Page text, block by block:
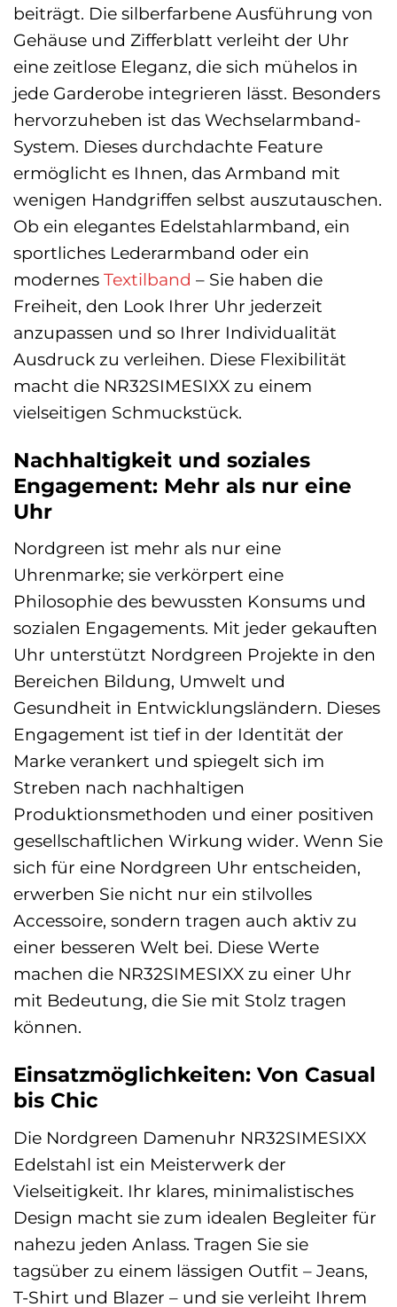
beiträgt. Die silberfarbene Ausführung von
Gehäuse und Zifferblatt verleiht der Uhr
eine zeitlose Eleganz, die sich mühelos in
jede Garderobe integrieren lässt. Besonders
hervorzuheben ist das Wechselarmband-
System. Dieses durchdachte Feature
ermöglicht es Ihnen, das Armband mit
wenigen Handgriffen selbst auszutauschen.
Ob ein elegantes Edelstahlarmband, ein
sportliches Lederarmband oder ein
modernes Textilband – Sie haben die
Freiheit, den Look Ihrer Uhr jederzeit
anzupassen und so Ihrer Individualität
Ausdruck zu verleihen. Diese Flexibilität
macht die NR32SIMESIXX zu einem
vielseitigen Schmuckstück.
Nachhaltigkeit und soziales
Engagement: Mehr als nur eine
Uhr
Nordgreen ist mehr als nur eine
Uhrenmarke; sie verkörpert eine
Philosophie des bewussten Konsums und
sozialen Engagements. Mit jeder gekauften
Uhr unterstützt Nordgreen Projekte in den
Bereichen Bildung, Umwelt und
Gesundheit in Entwicklungsländern. Dieses
Engagement ist tief in der Identität der
Marke verankert und spiegelt sich im
Streben nach nachhaltigen
Produktionsmethoden und einer positiven
gesellschaftlichen Wirkung wider. Wenn Sie
sich für eine Nordgreen Uhr entscheiden,
erwerben Sie nicht nur ein stilvolles
Accessoire, sondern tragen auch aktiv zu
einer besseren Welt bei. Diese Werte
machen die NR32SIMESIXX zu einer Uhr
mit Bedeutung, die Sie mit Stolz tragen
können.
Einsatzmöglichkeiten: Von Casual
bis Chic
Die Nordgreen Damenuhr NR32SIMESIXX
Edelstahl ist ein Meisterwerk der
Vielseitigkeit. Ihr klares, minimalistisches
Design macht sie zum idealen Begleiter für
nahezu jeden Anlass. Tragen Sie sie
tagsüber zu einem lässigen Outfit – Jeans,
T-Shirt und Blazer – und sie verleiht Ihrem